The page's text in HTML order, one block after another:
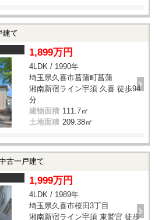
建て
1,899万円
4LDK / 1990年
埼玉県久喜市菖蒲町菖蒲
湘南新宿ライン宇須 久喜 徒歩94
分
建物面積 111.7㎡
土地面積 209.38㎡
古一戸建て
1,999万円
4LDK / 1989年
埼玉県久喜市桜田3丁目
湘南新宿ライン宇須 東鷲宮 徒歩